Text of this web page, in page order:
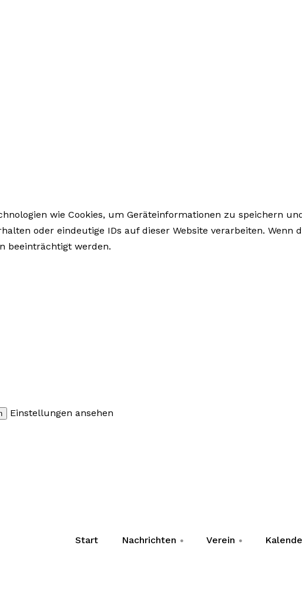
wie Cookies, um Geräteinformationen zu speichern
oder eindeutige IDs auf dieser Website verarbeiten.
beeinträchtigt werden.
Einstellungen ansehen
Start
Nachrichten
Verein